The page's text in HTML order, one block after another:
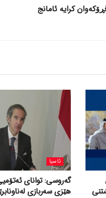
کرایە ئامانج
ئاسیا
گەروسی: توانای
هێزی سەربازی